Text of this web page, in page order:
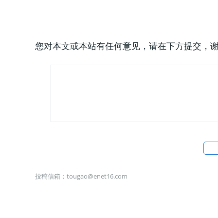
您对本文或本站有任何意见，请在下方提交，
投稿信箱： tougao@enet16.com